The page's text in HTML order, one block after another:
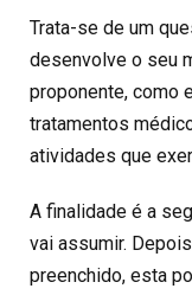
Trata-se de um
desenvolve o seu
proponente, como
tratamentos
atividades que
A finalidade é a
vai assumir.
preenchido, esta